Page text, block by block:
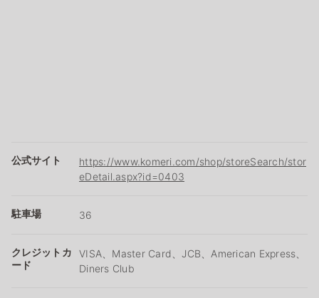
公式サイト
https://www.komeri.com/shop/storeSearch/stor
eDetail.aspx?id=0403
駐車場 36
クレジットカ
ード
VISA、Master Card、JCB、American Express、
Diners Club